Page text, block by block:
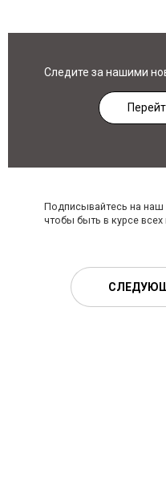
Следите за нашими
Подписывайтесь на наш
чтобы быть в курсе